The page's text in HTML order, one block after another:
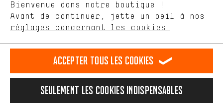
français english
EN Deutsch español
RÉSILIER LE CONTRAT Communauté d'Aix-la-Chapelle
Programme d'affiliation Mentions Légales Protection des données
Conditions générales de vente Plateforme d'Alerte
Bienvenue dans notre boutique !
Avant de continuer, jette un oeil à nos
réglages concernant les cookies.
nous proposons grâce à ton comportement d'achat.
Plus de confort
est plus confortable. Avec les cookies de confort, nous
Nous pouvons ainsi mettre à ta disposition d'autres contenus et
informations utiles. De plus, tu as la possibilité d'utiliser des
facilement les bons produits. Par exemple, nous proposons une
Accepter tous les cookies
Seulement les cookies indispensables